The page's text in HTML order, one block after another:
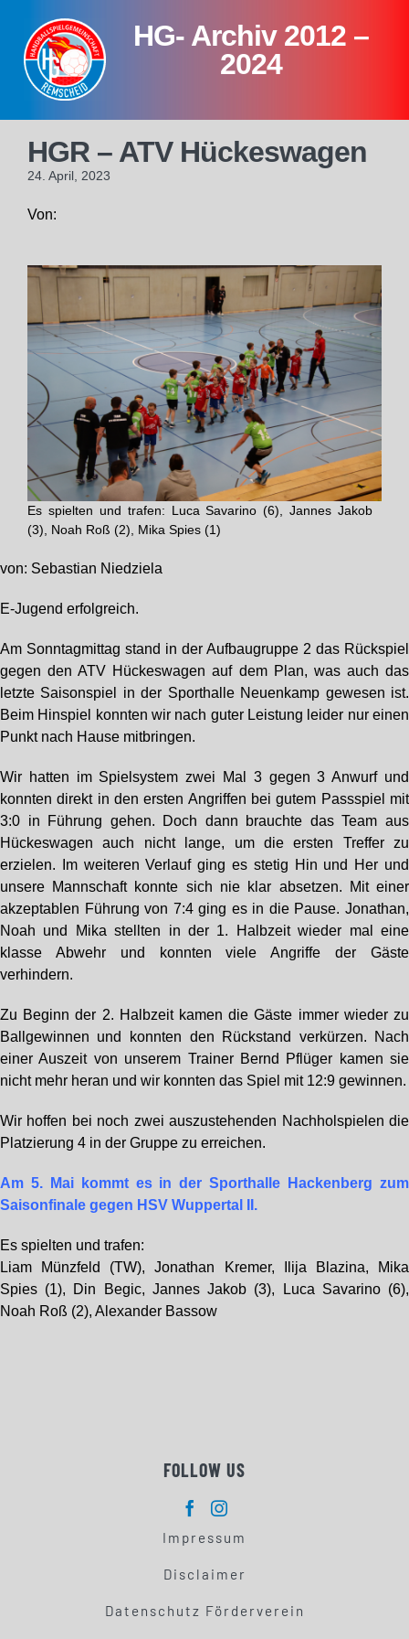
content
HG- Archiv 2012 –
2024
HGR – ATV Hückeswagen
24. April, 2023
Von:
Es spielten und trafen: Luca Savarino (6), Jannes Jakob
(3), Noah Roß (2), Mika Spies (1)
von: Sebastian Niedziela
E-Jugend erfolgreich.
Am Sonntagmittag stand in der Aufbaugruppe 2 das Rückspiel
gegen den ATV Hückeswagen auf dem Plan, was auch das
letzte Saisonspiel in der Sporthalle Neuenkamp gewesen ist.
Beim Hinspiel konnten wir nach guter Leistung leider nur einen
Punkt nach Hause mitbringen.
Wir hatten im Spielsystem zwei Mal 3 gegen 3 Anwurf und
konnten direkt in den ersten Angriffen bei gutem Passspiel mit
3:0 in Führung gehen. Doch dann brauchte das Team aus
Hückeswagen auch nicht lange, um die ersten Treffer zu
erzielen. Im weiteren Verlauf ging es stetig Hin und Her und
unsere Mannschaft konnte sich nie klar absetzen. Mit einer
akzeptablen Führung von 7:4 ging es in die Pause. Jonathan,
Noah und Mika stellten in der 1. Halbzeit wieder mal eine
klasse Abwehr und konnten viele Angriffe der Gäste
verhindern.
Zu Beginn der 2. Halbzeit kamen die Gäste immer wieder zu
Ballgewinnen und konnten den Rückstand verkürzen. Nach
einer Auszeit von unserem Trainer Bernd Pflüger kamen sie
nicht mehr heran und wir konnten das Spiel mit 12:9 gewinnen.
Wir hoffen bei noch zwei auszustehenden Nachholspielen die
Platzierung 4 in der Gruppe zu erreichen.
Am 5. Mai kommt es in der Sporthalle Hackenberg zum
Saisonfinale gegen HSV Wuppertal II.
Es spielten und trafen:
Liam Münzfeld (TW), Jonathan Kremer, Ilija Blazina, Mika
Spies (1), Din Begic, Jannes Jakob (3), Luca Savarino (6),
Noah Roß (2), Alexander Bassow
FOLLOW US
Impressum
Disclaimer
Datenschutz Förderverein